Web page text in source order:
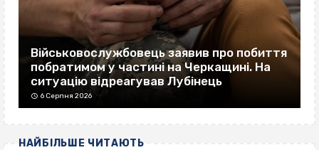
Військовослужбовець заявив про побиття
побратимом у частині на Черкащині. На
ситуацію відреагував Лубінець
6 Серпня 2026
НАЙБІЛЬШЕ ЧИТАЮТЬ